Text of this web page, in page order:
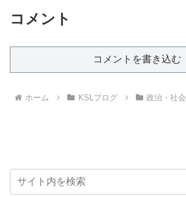
コメント
コメントを書き込む
ホーム KSLブログ 政治・社会